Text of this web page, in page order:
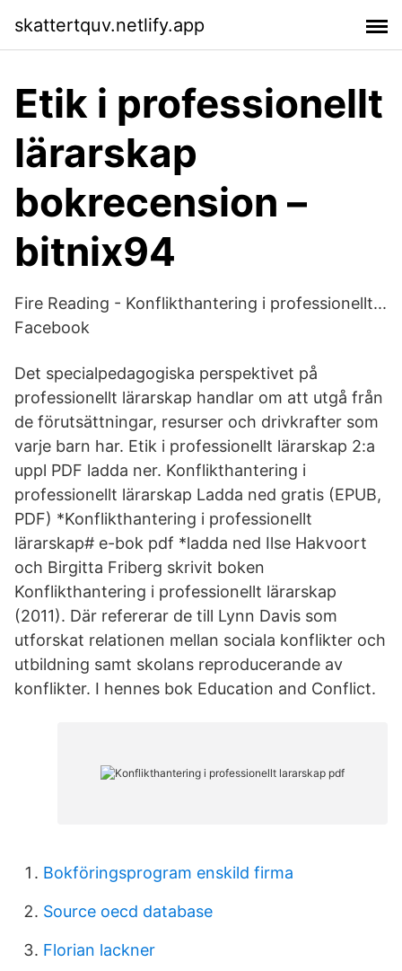
skattertquv.netlify.app
Etik i professionellt
lärarskap
bokrecension –
bitnix94
Fire Reading - Konflikthantering i professionellt...
Facebook
Det specialpedagogiska perspektivet på
professionellt lärarskap handlar om att utgå från
de förutsättningar, resurser och drivkrafter som
varje barn har. Etik i professionellt lärarskap 2:a
uppl PDF ladda ner. Konflikthantering i
professionellt lärarskap Ladda ned gratis (EPUB,
PDF) *Konflikthantering i professionellt
lärarskap# e-bok pdf *ladda ned Ilse Hakvoort
och Birgitta Friberg skrivit boken
Konflikthantering i professionellt lärarskap
(2011). Där refererar de till Lynn Davis som
utforskat relationen mellan sociala konflikter och
utbildning samt skolans reproducerande av
konflikter. I hennes bok Education and Conflict.
Bokföringsprogram enskild firma
Source oecd database
Florian lackner